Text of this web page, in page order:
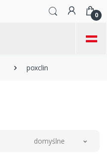
0
=
poxclin
domyślne